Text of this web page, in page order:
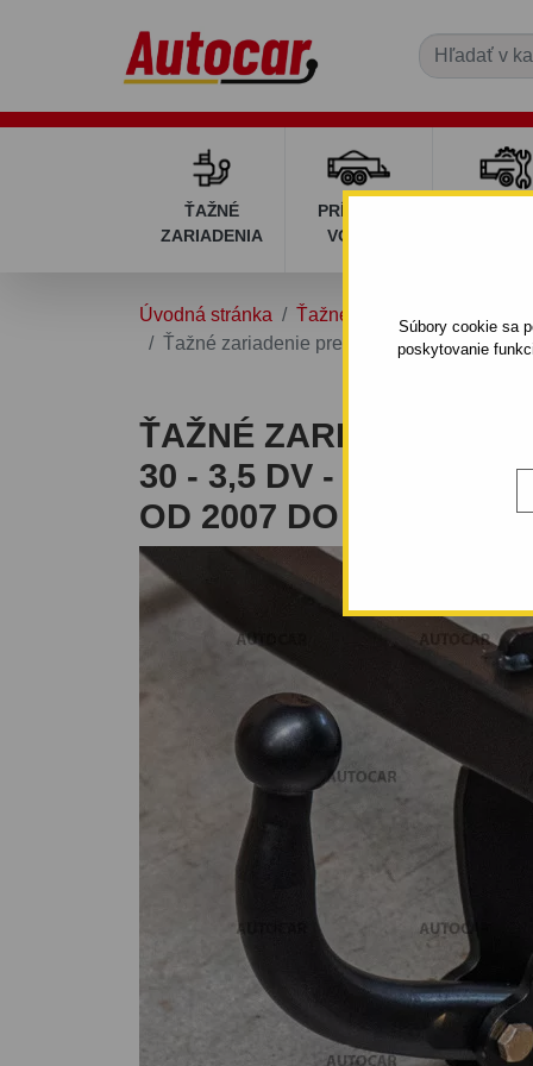
Súbory cookie sa
poskytovanie
ŤAŽNÉ
ZARIADENIA
PRÍVESNÉ
VOZÍKY
Úvodná stránka Ťažné zariadenia
Ťažné zariadenie pre Hyundai I 30 - 3,5 dv
ŤAŽNÉ ZARIADENIE
30 - 3,5 DV -
OD 2007 DO 2009